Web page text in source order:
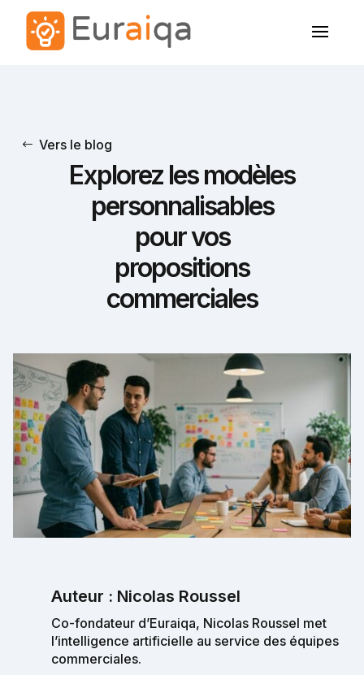
Vers le blog
Explorez les modèles
personnalisables
pour vos
propositions
commerciales
Auteur : Nicolas Roussel
Co-fondateur d’Euraiqa, Nicolas Roussel met
l’intelligence artificielle au service des équipes
commerciales.